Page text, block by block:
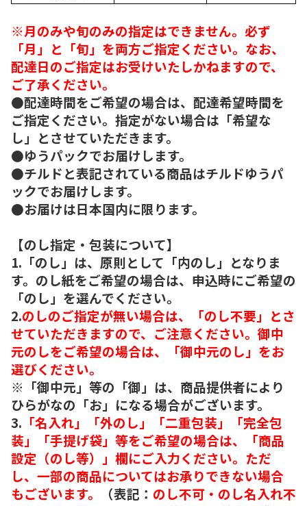
※月のみや旬のみの指定はできません。必ず
「月」と「旬」を両方ご指定ください。なお、
配達日のご指定はお受けいたしかねますので、
ご了承ください。
●配達時間をご希望の場合は、配達希望時間を
ご指定ください。指定がない場合は「希望な
し」とさせていただきます。
●ゆうパックでお届けします。
●チルドと表記されている商品はチルドゆうパ
ックでお届けします。
●お届けは日本国内に限ります。
【のし指定・包装について】
1.「のし」は、原則として「内のし」となりま
す。のし紙をご希望の場合は、申込時にご希望の
「のし」を選んでください。
2.のしのご指定が無い場合は、「のし不要」とさ
せていただきますので、ご注意ください。御中
元のしをご希望の場合は、「御中元のし」をお
選びください。
※「御中元」等の「御」は、商品提供者により
ひらがなの「お」になる場合がございます。
3. 「名入れ」「外のし」「二重包装」「完全包
装」「手提げ袋」等をご希望の場合は、「商品
設定（のし等）」欄にご入力ください。ただ
し、一部の商品についてはお承りできない場合
もございます。
（表記： のし不可・のし名入れ不